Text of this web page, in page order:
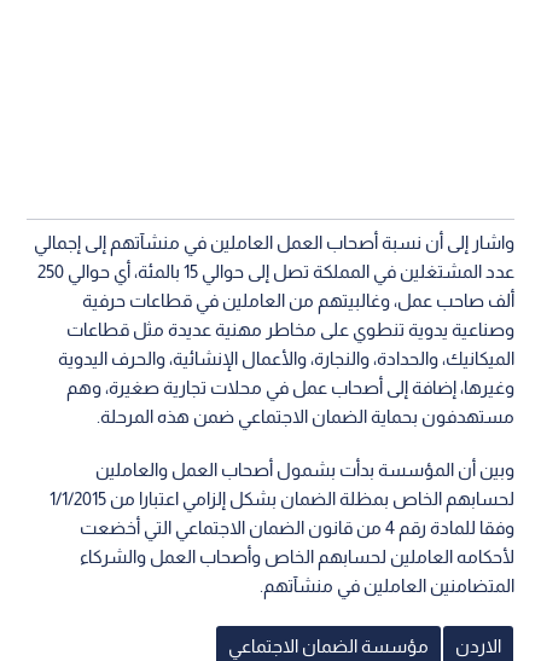
واشار إلى أن نسبة أصحاب العمل العاملين في منشآتهم إلى إجمالي
عدد المشتغلين في المملكة تصل إلى حوالي 15 بالمئة، أي حوالي 250
ألف صاحب عمل، وغالبيتهم من العاملين في قطاعات حرفية
وصناعية يدوية تنطوي على مخاطر مهنية عديدة مثل قطاعات
الميكانيك، والحدادة، والنجارة، والأعمال الإنشائية، والحرف اليدوية
وغيرها، إضافة إلى أصحاب عمل في محلات تجارية صغيرة، وهم
مستهدفون بحماية الضمان الاجتماعي ضمن هذه المرحلة.
وبين أن المؤسسة بدأت بشمول أصحاب العمل والعاملين
لحسابهم الخاص بمظلة الضمان بشكل إلزامي اعتبارا من 1/1/2015
وفقا للمادة رقم 4 من قانون الضمان الاجتماعي التي أخضعت
لأحكامه العاملين لحسابهم الخاص وأصحاب العمل والشركاء
المتضامنين العاملين في منشآتهم.
الاردن مؤسسة الضمان الاجتماعي